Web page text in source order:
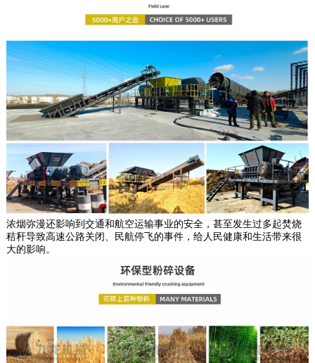
浓烟弥漫还影响到交通和航空运输事业的安全，甚至发生过多起焚烧
秸秆导致高速公路关闭、民航停飞的事件，给人民健康和生活带来很
大的影响。